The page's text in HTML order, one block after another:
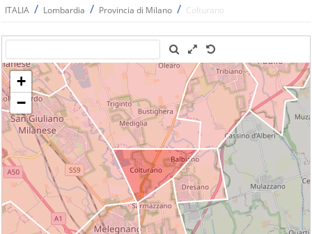
ITALIA / Lombardia / Provincia di Milano / Colturano